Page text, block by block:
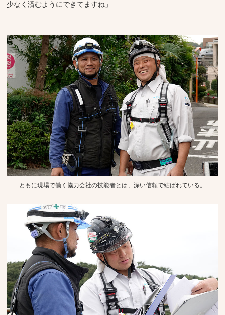
少なく済むようにできてますね」
ともに現場で働く協力会社の技能者とは、深い信頼で結ばれている。